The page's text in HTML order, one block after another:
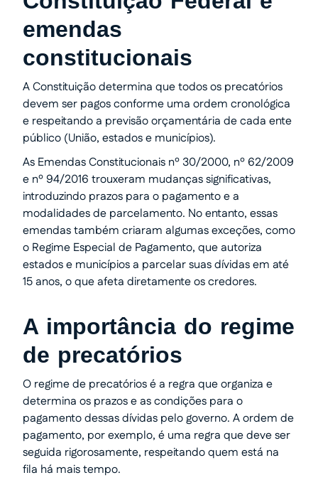
emendas
constitucionais
A Constituição determina que todos os precatórios
devem ser pagos conforme uma ordem cronológica
e respeitando a previsão orçamentária de cada ente
público (União, estados e municípios).
As Emendas Constitucionais nº 30/2000, nº 62/2009
e nº 94/2016 trouxeram mudanças significativas,
introduzindo prazos para o pagamento e a
modalidades de parcelamento. No entanto, essas
emendas também criaram algumas exceções, como
o Regime Especial de Pagamento, que autoriza
estados e municípios a parcelar suas dívidas em até
15 anos, o que afeta diretamente os credores.
A importância do regime
de precatórios
O regime de precatórios é a regra que organiza e
determina os prazos e as condições para o
pagamento dessas dívidas pelo governo. A ordem de
pagamento, por exemplo, é uma regra que deve ser
seguida rigorosamente, respeitando quem está na
fila há mais tempo.